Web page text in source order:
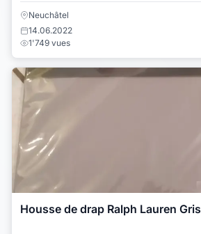
Neuchâtel
14.06.2022
1'749 vues
Housse de drap Ralph Lauren Gris